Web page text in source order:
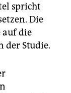
spricht
Die
auf die
der Studie.